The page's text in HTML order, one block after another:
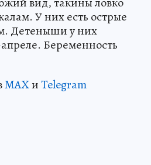
У них есть острые
Детеныши у них
Беременность
MAXиTelegram